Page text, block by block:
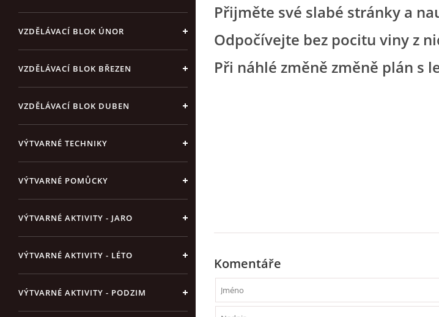
VZDĚLÁVACÍ BLOK ÚNOR
VZDĚLÁVACÍ BLOK BŘEZEN
VZDĚLÁVACÍ BLOK DUBEN
VÝTVARNÉ TECHNIKY
VÝTVARNÉ POMŮCKY
VÝTVARNÉ AKTIVITY - JARO
VÝTVARNÉ AKTIVITY - LÉTO
VÝTVARNÉ AKTIVITY - PODZIM
Přijměte své slabé stránky a
Odpočívejte bez pocitu viny z
Při náhlé změně změně plán s
Komentáře